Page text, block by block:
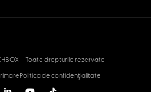
– Toate drepturile rezervate
Politica de confidențialitate